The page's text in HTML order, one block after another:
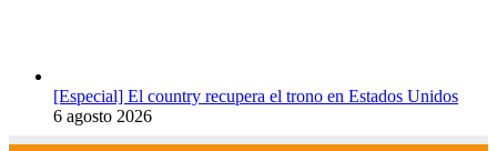
[Especial] El country recupera el trono en Estados Unidos
6 agosto 2026